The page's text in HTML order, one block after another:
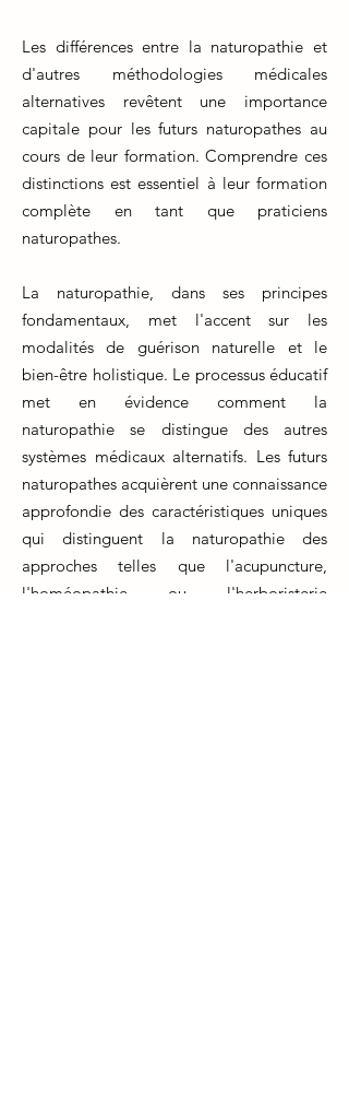
Les différences entre la naturopathie et
d'autres méthodologies médicales
alternatives revêtent une importance
capitale pour les futurs naturopathes au
cours de leur formation. Comprendre ces
distinctions est essentiel à leur formation
complète en tant que praticiens
naturopathes.
La naturopathie, dans ses principes
fondamentaux, met l'accent sur les
modalités de guérison naturelle et le
bien-être holistique. Le processus éducatif
met en évidence comment la
naturopathie se distingue des autres
systèmes médicaux alternatifs. Les futurs
naturopathes acquièrent une connaissance
approfondie des caractéristiques uniques
qui distinguent la naturopathie des
approches telles que l'acupuncture,
l'homéopathie ou l'herboristerie